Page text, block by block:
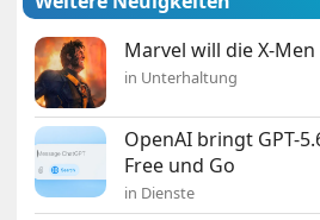
Marvel will die X-
in Unterhaltung
OpenAI bringt GPT-
Free und Go
in Dienste